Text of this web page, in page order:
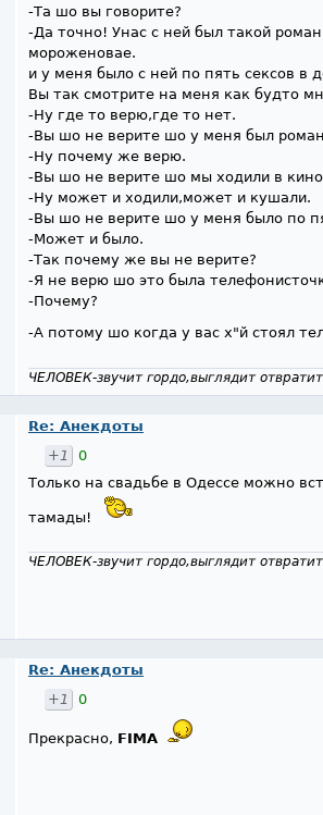
-Та шо вы говорите?
-Да точно! Унас с ней был такой
мороженовае.
и у меня было с ней по пять сексов в
Вы так смотрите на меня как будто
-Ну где то верю,где то нет.
-Вы шо не верите шо у меня был
-Ну почему же верю.
-Вы шо не верите шо мы ходили в
-Ну может и ходили,может и кушали.
-Вы шо не верите шо у меня было по
-Может и было.
-Так почему же вы не верите?
-Я не верю шо это была
-Почему?
-А потому шо когда у вас х"й стоял
ЧЕЛОВЕК-звучит гордо,выглядит
Re: Анекдоты
+1
0
Только на свадьбе в Одессе можно
тамады!
ЧЕЛОВЕК-звучит гордо,выглядит
Re: Анекдоты
+1
0
Прекрасно, FIMA